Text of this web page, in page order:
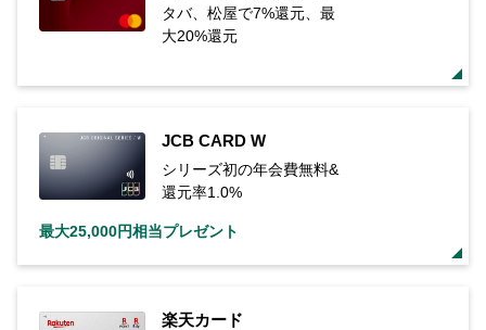
タバ、松屋で7%還元、最
大20%還元
JCB CARD W
シリーズ初の年会費無料&
還元率1.0%
最大25,000円相当プレゼント
楽天カード